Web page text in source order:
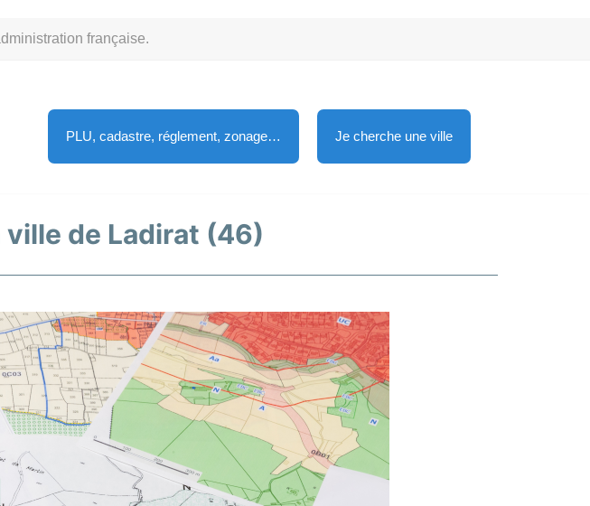
française.
PLU, cadastre, réglement, zonage… Je cherche une ville
de Ladirat (46)